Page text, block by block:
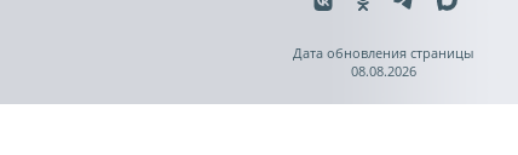
Дата обновления страницы
08.08.2026